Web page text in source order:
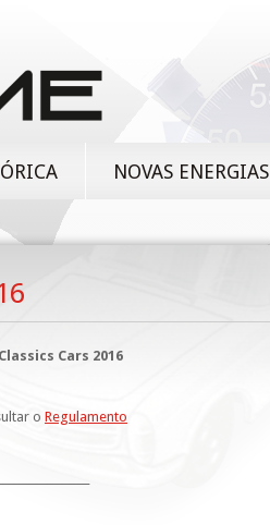
NOVAS ENERGIAS
Cars 2016
o Regulamento